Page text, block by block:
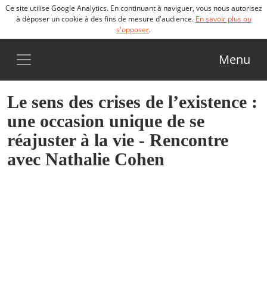
Ce site utilise Google Analytics. En continuant à naviguer, vous nous autorisez
à déposer un cookie à des fins de mesure d'audience. En savoir plus ou
s'opposer.
Menu
Le sens des crises de l’existence :
une occasion unique de se
réajuster à la vie - Rencontre
avec Nathalie Cohen